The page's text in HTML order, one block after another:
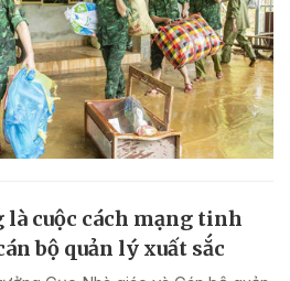
là cuộc cách mạng tinh
bộ quản lý xuất sắc